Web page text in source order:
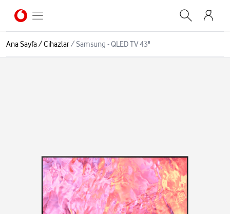
Ana Sayfa/Cihazlar/Samsung - QLED TV 43"